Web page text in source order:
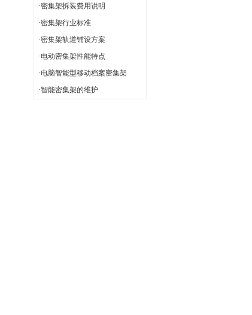
·密集架拆装费用说明
·密集架行业标准
·密集架轨道铺设方案
·电动密集架性能特点
·电脑智能型移动档案密集架
·智能密集架的维护